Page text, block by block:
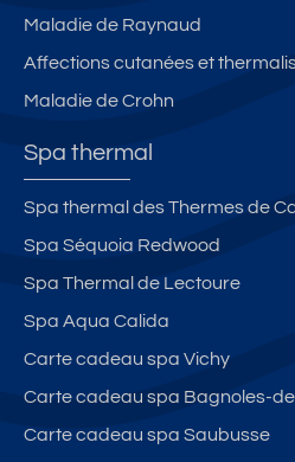
Maladie de Raynaud
Affections cutanées et
Maladie de Crohn
Spa thermal
Spa thermal des Thermes de
Spa Séquoia Redwood
Spa Thermal de Lectoure
Spa Aqua Calida
Carte cadeau spa Vichy
Carte cadeau spa Bagnoles-
Carte cadeau spa Saubusse